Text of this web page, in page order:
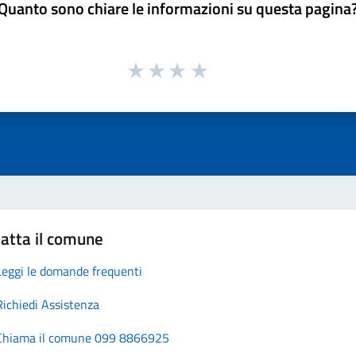
sono chiare le informazioni su questa
il comune
le domande frequenti
Assistenza
il comune 099 8866925